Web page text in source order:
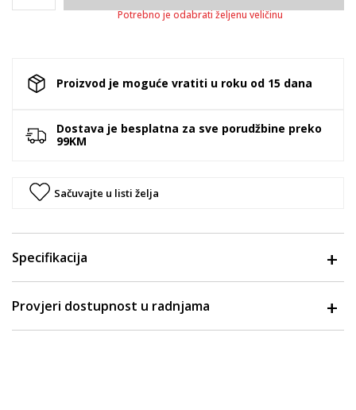
Potrebno je odabrati željenu veličinu
Proizvod je moguće vratiti u roku od 15 dana
Dostava je besplatna za sve porudžbine preko
99KM
Sačuvajte u listi želja
Specifikacija
Provjeri dostupnost u radnjama